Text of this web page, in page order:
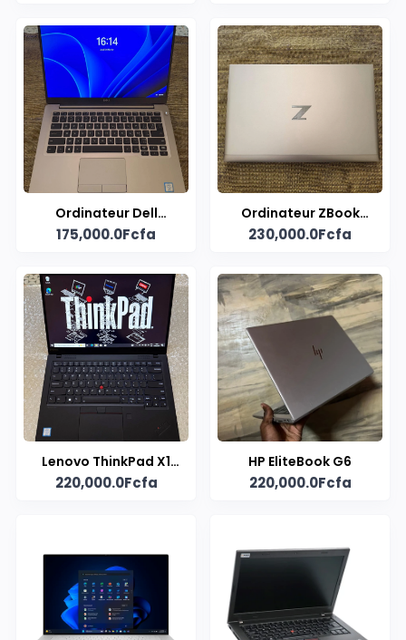
Occasion
Ordinateur Dell
Latitude 7400 – Silver
175,000.0Fcfa
Ordinateur ZBook
Firefly
230,000.0Fcfa
Lenovo ThinkPad X1
Carbon
220,000.0Fcfa
HP EliteBook G6
220,000.0Fcfa